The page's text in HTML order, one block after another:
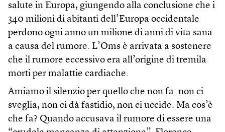
salute in Europa, giungendo alla conclusione che i
340 milioni di abitanti dell’Europa occidentale
perdono ogni anno un milione di anni di vita sana
a causa del rumore. L’Oms è arrivata a sostenere
che il rumore eccessivo era all’origine di tremila
morti per malattie cardiache.
Amiamo il silenzio per quello che non fa: non ci
sveglia, non ci dà fastidio, non ci uccide. Ma cos’è
che fa? Quando accusava il rumore di essere una